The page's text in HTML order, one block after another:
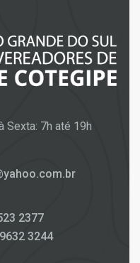
Sexta: 7h até 19h
2377
3244